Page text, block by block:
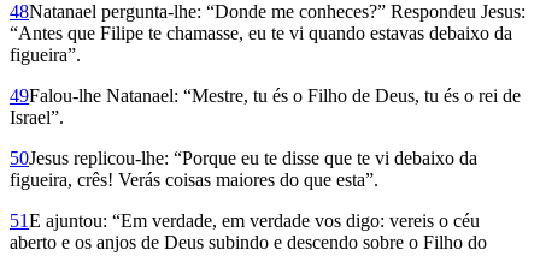
48Natanael pergunta-lhe: “Donde me conheces?” Res­pondeu Jesus:
“Antes que Filipe te chamasse, eu te vi quando estavas debaixo da
figueira”.
49Falou-lhe Natanael: “Mestre, tu és o Filho de Deus, tu és o rei de
Israel”.
50Jesus replicou-lhe: “Porque eu te disse que te vi debaixo da
figueira, crês! Verás coisas maiores do que esta”.
51E ajuntou: “Em verdade, em verdade vos digo: vereis o céu
aberto e os anjos de Deus subindo e descendo sobre o Filho do